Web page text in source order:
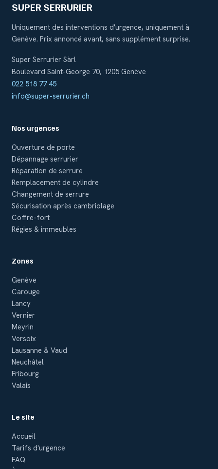
SUPER SERRURIER
Uniquement des interventions d'urgence, uniquement à
Genève. Prix annoncé avant, sans supplément surprise.
Super Serrurier Sàrl
Boulevard Saint-George 70, 1205 Genève
022 518 77 45
info@super-serrurier.ch
Nos urgences
Ouverture de porte
Dépannage serrurier
Réparation de serrure
Remplacement de cylindre
Changement de serrure
Sécurisation après cambriolage
Coffre-fort
Régies & immeubles
Zones
Genève
Carouge
Lancy
Vernier
Meyrin
Versoix
Lausanne & Vaud
Neuchâtel
Fribourg
Valais
Le site
Accueil
Tarifs d'urgence
FAQ